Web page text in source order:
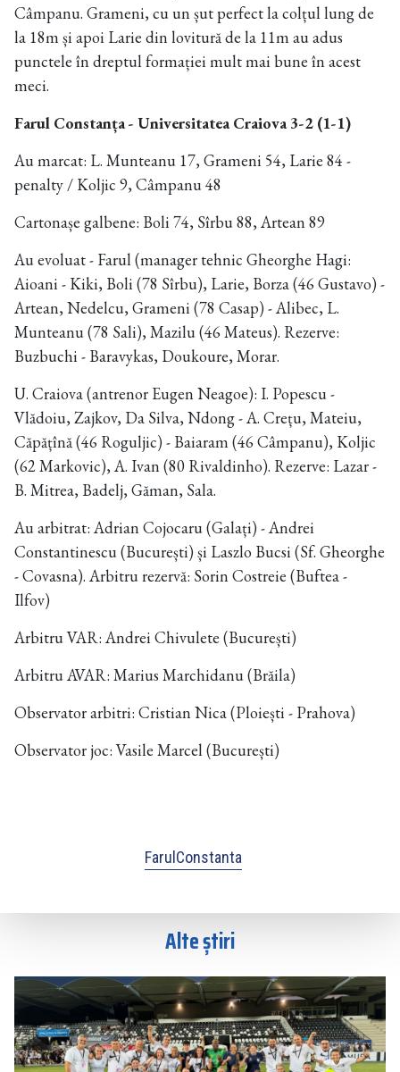
Câmpanu. Grameni, cu un șut perfect la colțul lung de
la 18m și apoi Larie din lovitură de la 11m au adus
punctele în dreptul formației mult mai bune în acest
meci.
Farul Constanța - Universitatea Craiova 3-2 (1-1)
Au marcat: L. Munteanu 17, Grameni 54, Larie 84 -
penalty / Koljic 9, Câmpanu 48
Cartonașe galbene: Boli 74, Sîrbu 88, Artean 89
Au evoluat - Farul (manager tehnic Gheorghe Hagi:
Aioani - Kiki, Boli (78 Sîrbu), Larie, Borza (46 Gustavo) -
Artean, Nedelcu, Grameni (78 Casap) - Alibec, L.
Munteanu (78 Sali), Mazilu (46 Mateus). Rezerve:
Buzbuchi - Baravykas, Doukoure, Morar.
U. Craiova (antrenor Eugen Neagoe): I. Popescu -
Vlădoiu, Zajkov, Da Silva, Ndong - A. Crețu, Mateiu,
Căpățînă (46 Roguljic) - Baiaram (46 Câmpanu), Koljic
(62 Markovic), A. Ivan (80 Rivaldinho). Rezerve: Lazar -
B. Mitrea, Badelj, Găman, Sala.
Au arbitrat: Adrian Cojocaru (Galați) - Andrei
Constantinescu (București) și Laszlo Bucsi (Sf. Gheorghe
- Covasna). Arbitru rezervă: Sorin Costreie (Buftea -
Ilfov)
Arbitru VAR: Andrei Chivulete (București)
Arbitru AVAR: Marius Marchidanu (Brăila)
Observator arbitri: Cristian Nica (Ploiești - Prahova)
Observator joc: Vasile Marcel (București)
FarulConstanta
Alte știri